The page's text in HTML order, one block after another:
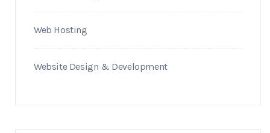
Web Hosting
Website Design & Development